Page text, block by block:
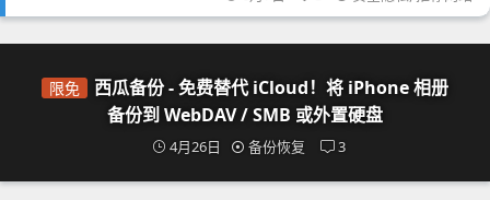
限免
西瓜备份 - 免费替代 iCloud！将 iPhone 相册
备份到 WebDAV / SMB 或外置硬盘
4月26日 备份恢复 3